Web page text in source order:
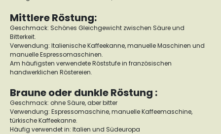
Mittlere Röstung:
Geschmack: Schönes Gleichgewicht zwischen Säure und
Bitterkeit.
Verwendung: Italienische Kaffeekanne, manuelle Maschinen und
manuelle Espressomaschinen.
Am häufigsten verwendete Röststufe in französischen
handwerklichen Röstereien.
Braune oder dunkle Röstung :
Geschmack: ohne Säure, aber bitter
Verwendung: Espressomaschine, manuelle Kaffeemaschine,
türkische Kaffeekanne.
Häufig verwendet in: Italien und Südeuropa